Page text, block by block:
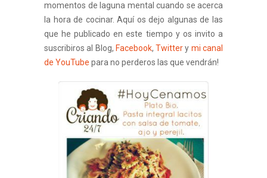
momentos de laguna mental cuando se acerca
la hora de cocinar. Aquí os dejo algunas de las
que he publicado en este tiempo y os invito a
suscribiros al Blog, Facebook,Twittery mi canal
de YouTube para no perderos las que vendrán!